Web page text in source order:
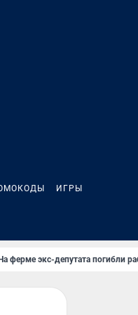
ИГРЫ
ферме экс-депутата погибли